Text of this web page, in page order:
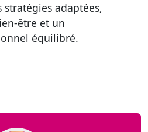
stratégies adaptées,
être et un
équilibré.